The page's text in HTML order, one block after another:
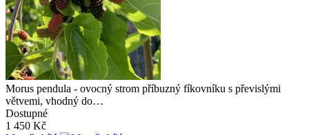
Morus pendula - ovocný strom příbuzný fíkovníku s převislými
větvemi, vhodný do…
Dostupné
1 450 Kč